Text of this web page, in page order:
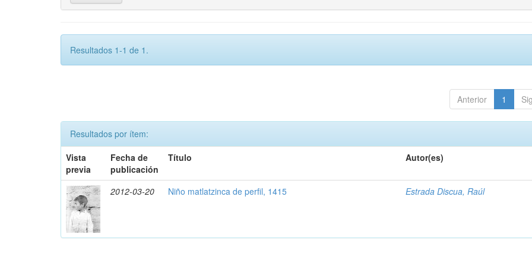
Resultados 1-1 de 1.
Anterior 1
Resultados por ítem:
Vista
previa
Fecha de
publicación
Título Autor(es)
2012-03-20 Niño matlatzinca de perfil, 1415 Estrada Discua, Raúl